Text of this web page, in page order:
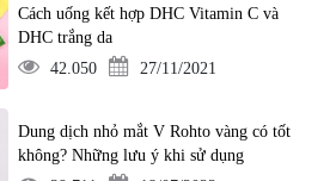
Cách uống kết hợp DHC Vitamin C và
DHC trắng da
42.050
27/11/2021
Dung dịch nhỏ mắt V Rohto vàng có tốt
không? Những lưu ý khi sử dụng